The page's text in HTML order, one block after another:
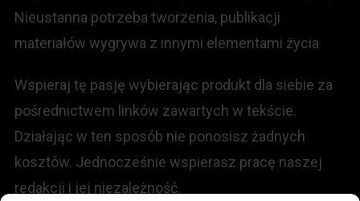
Nieustanna potrzeba tworzenia, publikacji
materiałów wygrywa z innymi elementami życia
Wspieraj tę pasję wybierając produkt dla siebie za
pośrednictwem linków zawartych w tekście.
Działając w ten sposób nie ponosisz żadnych
kosztów. Jednocześnie wspierasz pracę naszej
redakcji i jej niezależność.